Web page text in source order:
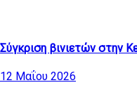
Σύγκριση βινιετών στην
12 Μαΐου 2026